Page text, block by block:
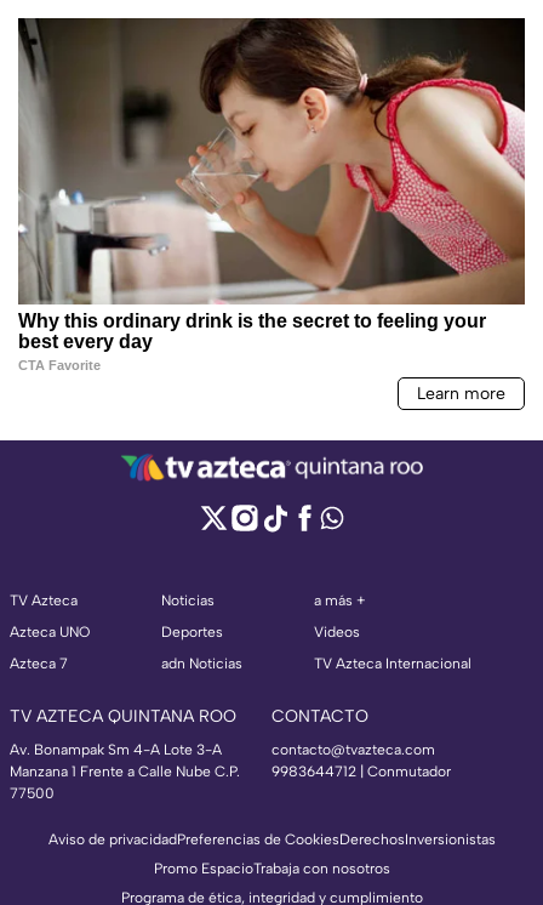
TV Azteca
Azteca UNO
Azteca 7
Noticias
Deportes
adn Noticias
a más +
Videos
TV Azteca Internacional
TV AZTECA QUINTANA ROO
Av. Bonampak Sm 4-A Lote 3-A
Manzana 1 Frente a Calle Nube C.P.
77500
CONTACTO
contacto@tvazteca.com
9983644712 | Conmutador
Aviso de privacidadPreferencias de CookiesDerechosInversionistas
Promo EspacioTrabaja con nosotros
Programa de ética, integridad y cumplimiento